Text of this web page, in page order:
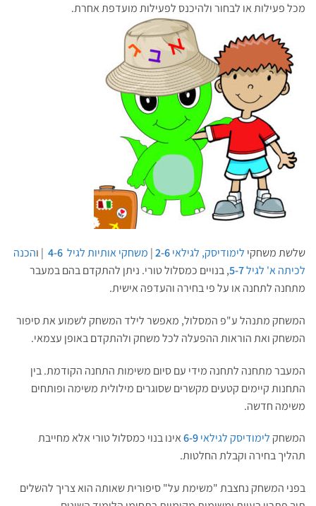
מכל פעילות או לבחור ולהיכנס לפעילות מועדפת אחרת.
שלשת משחקי לימודיסק, לגילאי2-6
| משחקי אותיות לגיל 4-6 | והכנה
לכיתה א' לגיל5-7, בנויים כמסלול טורי. ניתן להתקדם בהם במעבר
מתחנה לתחנה או על פי בחירה והעדפה אישית.
המשחק מתנהל ע"פ המסלול, מאפשר לילד המשחק לשמוע את סיפור
המשחק ואת הוראות ההפעלה לכל משחק ולהתקדם באופן עצמאי.
המעבר מתחנה לתחנה מידי עם סיום משימות התחנה הקודמת. בין
התחנות קיימים קטעים מקשרים שסוגרים מילולית משימה ופותחים
משימה חדשה.
המשחק לימודיסק לגילאי6-9אינו בנוי כמסלול טורי אלא מחייבת
תהליך בחירה וקבלת החלטות.
בפני המשחק נחצבת "משימת על" סיפורית שאותה הוא צריך להשלים